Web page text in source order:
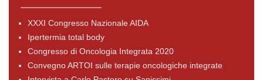
XXXI Congresso Nazionale AIDA
Ipertermia total body
Congresso di Oncologia Integrata 2020
Convegno ARTOI sulle terapie oncologiche integrate